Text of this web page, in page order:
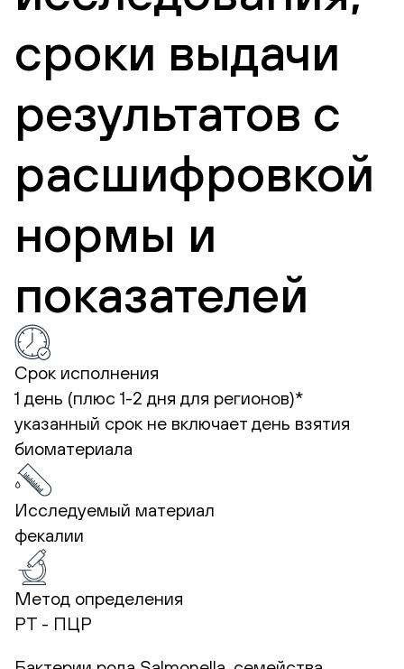
сроки выдачи
результатов с
расшифровкой
нормы и
показателей
Срок исполнения
1 день (плюс 1-2 дня для регионов)*
указанный срок не включает день взятия
биоматериала
Исследуемый материал
фекалии
Метод определения
РТ - ПЦР